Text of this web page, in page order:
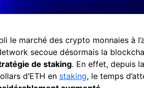
le marché des crypto monnaies à
secoue désormais la
de staking. En effet, depuis
d’ETH en staking, le temps